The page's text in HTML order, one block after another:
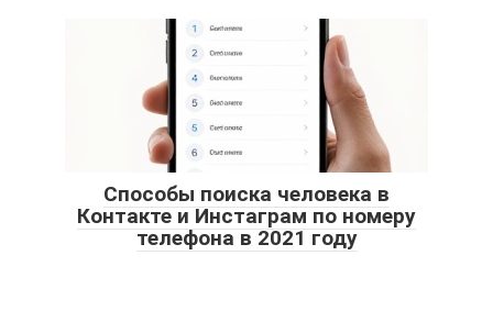
Способы поиска человека в
Контакте и Инстаграм по номеру
телефона в 2021 году